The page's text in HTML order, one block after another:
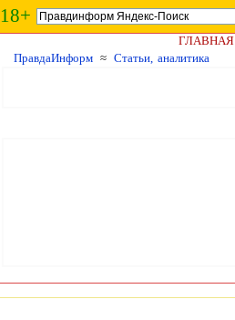
18+
ГЛАВНАЯ
ПравдаИнформ ≈ Статьи, аналитика